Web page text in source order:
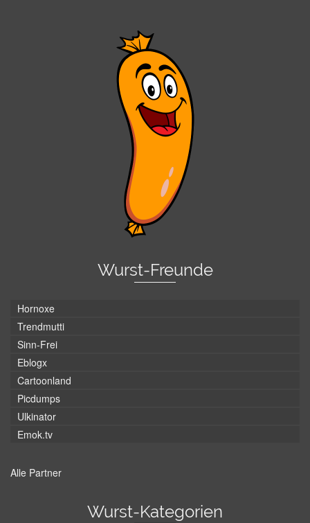
Wurst-Freunde
Hornoxe
Trendmutti
Sinn-Frei
Eblogx
Cartoonland
Picdumps
Ulkinator
Emok.tv
Alle Partner
Wurst-Kategorien